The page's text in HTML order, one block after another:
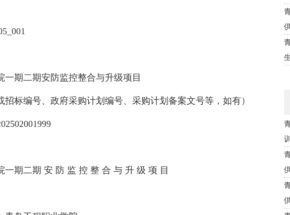
一期二期安防监控整合与升级项目
招标编号、政府采购计划编号、采购计划备案文号等，如有）
一期二期 安 防 监 控 整 合 与 升 级 项 目